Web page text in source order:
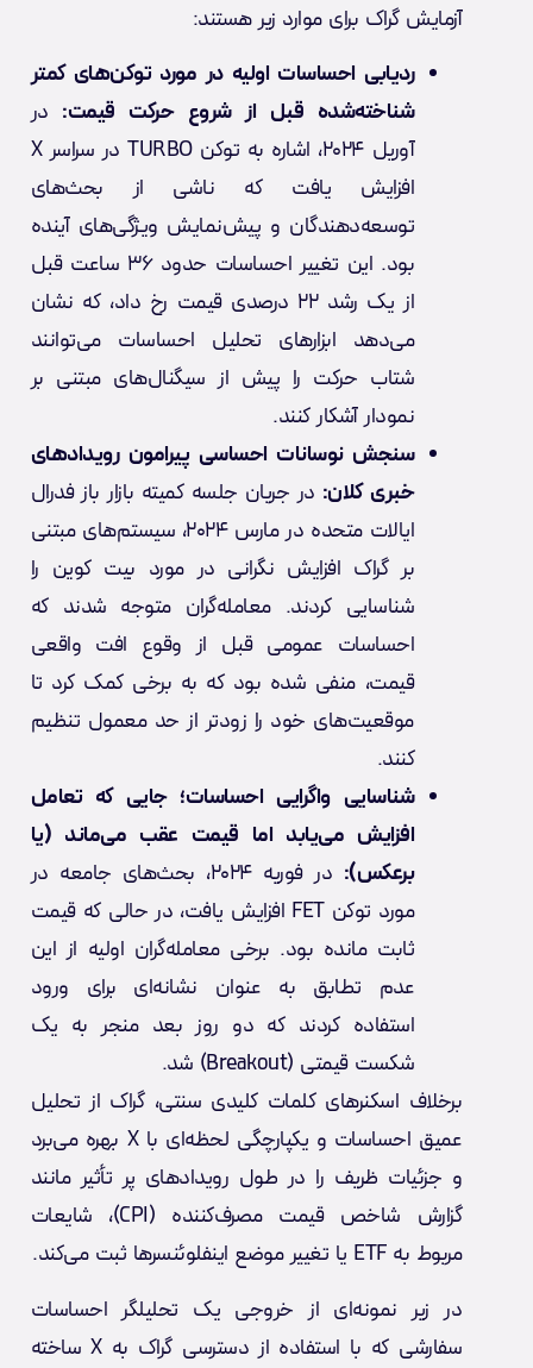
آزمایش گراک برای موارد زیر هستند:
ردیابی احساسات اولیه در مورد توکن‌های کمتر
شناخته‌شده قبل از شروع حرکت قیمت: در
آوریل ۲۰۲۴، اشاره به توکن TURBO در سراسر X
افزایش یافت که ناشی از بحث‌های
توسعه‌دهندگان و پیش‌نمایش ویژگی‌های آینده
بود. این تغییر احساسات حدود ۳۶ ساعت قبل
از یک رشد ۲۲ درصدی قیمت رخ داد، که نشان
می‌دهد ابزارهای تحلیل احساسات می‌توانند
شتاب حرکت را پیش از سیگنال‌های مبتنی بر
نمودار آشکار کنند.
سنجش نوسانات احساسی پیرامون رویدادهای
خبری کلان: در جریان جلسه کمیته بازار باز فدرال
ایالات متحده در مارس ۲۰۲۴، سیستم‌های مبتنی
بر گراک افزایش نگرانی در مورد بیت کوین را
شناسایی کردند. معامله‌گران متوجه شدند که
احساسات عمومی قبل از وقوع افت واقعی
قیمت، منفی شده بود که به برخی کمک کرد تا
موقعیت‌های خود را زودتر از حد معمول تنظیم
کنند.
شناسایی واگرایی احساسات؛ جایی که تعامل
افزایش می‌یابد اما قیمت عقب می‌ماند (یا
برعکس):
در فوریه ۲۰۲۴، بحث‌های جامعه در
مورد توکن FET افزایش یافت، در حالی که قیمت
ثابت مانده بود. برخی معامله‌گران اولیه از این
عدم تطابق به عنوان نشانه‌ای برای ورود
استفاده کردند که دو روز بعد منجر به یک
شکست قیمتی (Breakout) شد.
برخلاف اسکنرهای کلمات کلیدی سنتی، گراک از تحلیل
عمیق احساسات و یکپارچگی لحظه‌ای با X بهره می‌برد
و جزئیات ظریف را در طول رویدادهای پر تأثیر مانند
گزارش شاخص قیمت مصرف‌کننده (CPI)، شایعات
مربوط به ETF یا تغییر موضع اینفلوئنسرها ثبت می‌کند.
در زیر نمونه‌ای از خروجی یک تحلیلگر احساسات
سفارشی که با استفاده از دسترسی گراک به X ساخته